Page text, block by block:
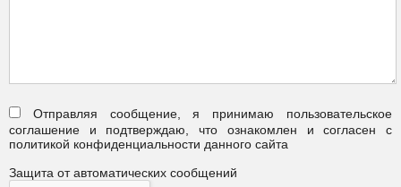
Отправляя сообщение, я принимаю пользовательское
соглашение и подтверждаю, что ознакомлен и согласен с
политикой конфиденциальности данного сайта
Защита от автоматических сообщений